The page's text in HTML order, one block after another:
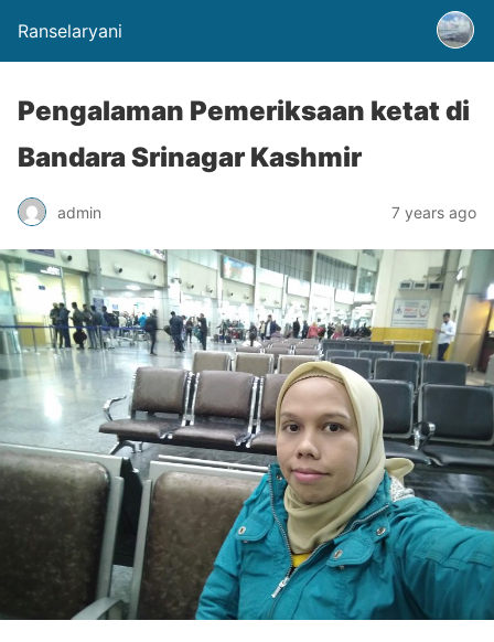
Ranselaryani
Pengalaman Pemeriksaan ketat di
Bandara Srinagar Kashmir
admin 7 years ago